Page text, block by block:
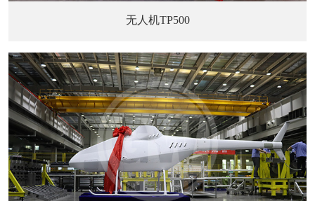
无人机TP500